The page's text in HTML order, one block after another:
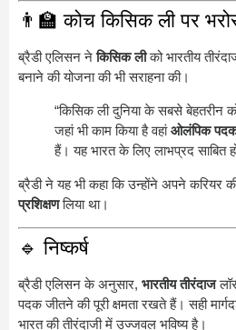
👨‍🏫 कोच किसिक ली पर
ब्रैडी एलिसन नेकिसिक लीको भारतीय
बनाने की योजना की भी सराहना की।
“किसिक ली दुनिया के सबसे बेहतरीन
जहां भी काम किया है वहांओलंपिक पदक
हैं। यह भारत के लिए लाभप्रद साबित
ब्रैडी ने यह भी कहा कि उन्होंने अपने
प्रशिक्षणलिया था।
🔹 निष्कर्ष
ब्रैडी एलिसन के अनुसार, भारतीय तीरंदाज
पदक जीतने की पूरी क्षमता रखते हैं। सही
भारत की तीरंदाजी में उज्जवल भविष्य है।